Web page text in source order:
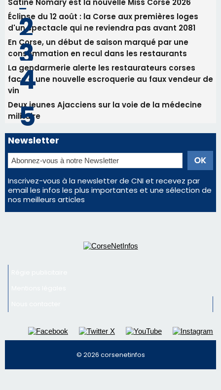
Newsletter
Inscrivez-vous à la newsletter de CNI et recevez par
email les infos les plus importantes et une sélection de
nos meilleurs articles
Régie publicitaire
Nous contacter
© 2026 corsenetinfos